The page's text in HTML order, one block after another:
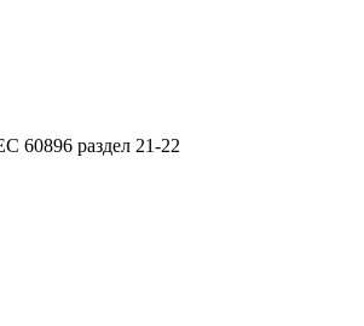
60896 раздел 21-22